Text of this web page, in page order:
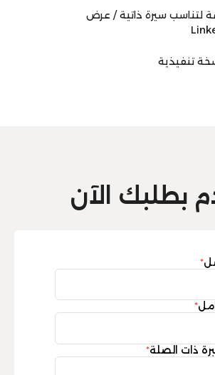
لتناسب سيرة ذاتية / عرض
تنفيذية
بطلبك الآن
*
*
*ذات الصلة